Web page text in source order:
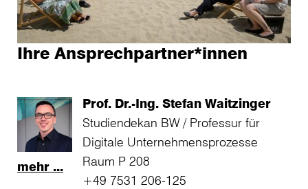
Ihre Ansprechpartner*innen
mehr ...
Prof. Dr.-Ing. Stefan Waitzinger
Studiendekan BW / Professur für
Digitale Unternehmensprozesse
Raum P 208
+49 7531 206-125